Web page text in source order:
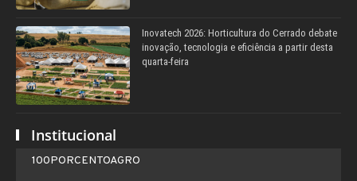
Inovatech 2026: Horticultura do Cerrado debate
inovação, tecnologia e eficiência a partir desta
quarta-feira
Institucional
100PORCENTOAGRO